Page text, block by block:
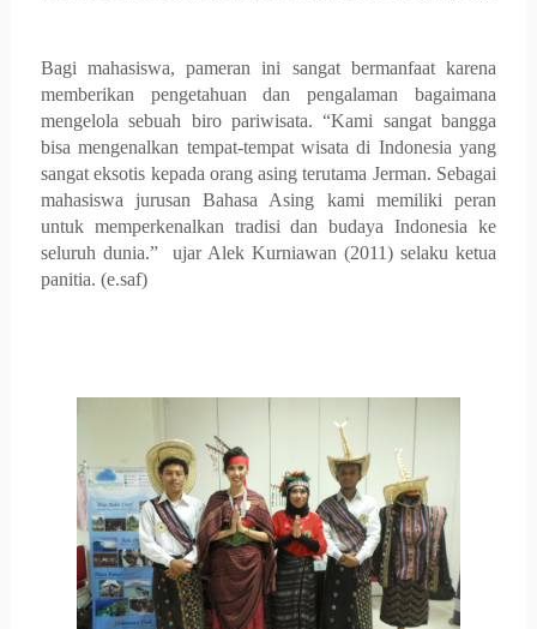
Bagi mahasiswa, pameran ini sangat bermanfaat karena
memberikan pengetahuan dan pengalaman bagaimana
mengelola sebuah biro pariwisata. “Kami sangat bangga
bisa mengenalkan tempat-tempat wisata di Indonesia yang
sangat eksotis kepada orang asing terutama Jerman. Sebagai
mahasiswa jurusan Bahasa Asing kami memiliki peran
untuk memperkenalkan tradisi dan budaya Indonesia ke
seluruh dunia.” ujar Alek Kurniawan (2011) selaku ketua
panitia. (e.saf)